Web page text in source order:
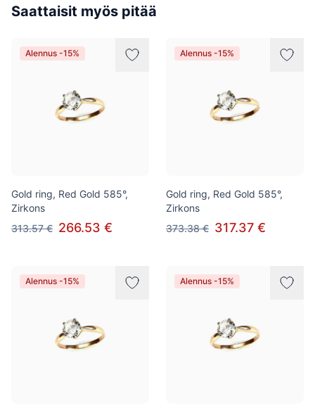
Saattaisit myös pitää
Alennus -15%
Gold ring, Red Gold 585°,
Zirkons
313.57 € 266.53 €
Alennus -15%
Gold ring, Red Gold 585°,
Zirkons
373.38 € 317.37 €
Alennus -15% Alennus -15%